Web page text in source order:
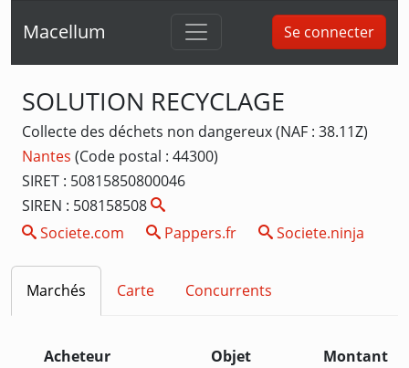
Macellum Se connecter
SOLUTION RECYCLAGE
Collecte des déchets non dangereux (NAF : 38.11Z)
Nantes (Code postal : 44300)
SIRET : 50815850800046
SIREN : 508158508
Societe.com
Pappers.fr Societe.ninja
Marchés Carte Concurrents
Acheteur Objet
Montant